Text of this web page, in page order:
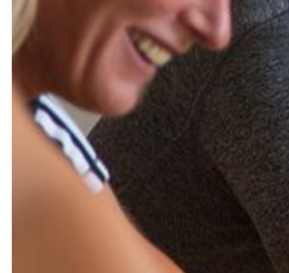
Brandsheide 30
40885 Ratingen
Deutschland
T: 0 21 02 74 00 50
E: mail@tus08lintorf.de